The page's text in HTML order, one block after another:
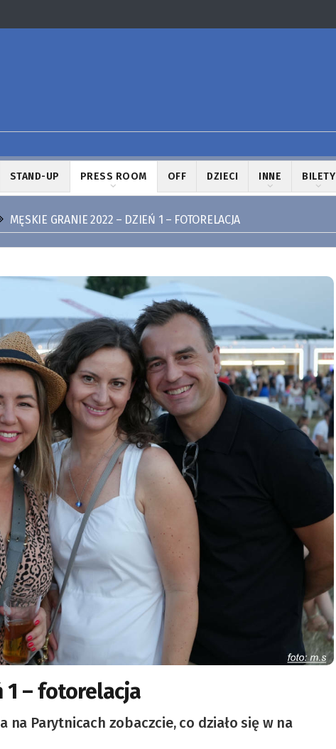
STAND-UP PRESS ROOM OFF DZIECI INNE BILETY
MĘSKIE GRANIE 2022 – DZIEŃ 1 – FOTORELACJA
1 – fotorelacja
na Parytnicach zobaczcie, co działo się w na